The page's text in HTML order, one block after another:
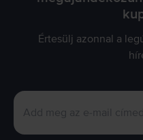
Értesülj azonnal a